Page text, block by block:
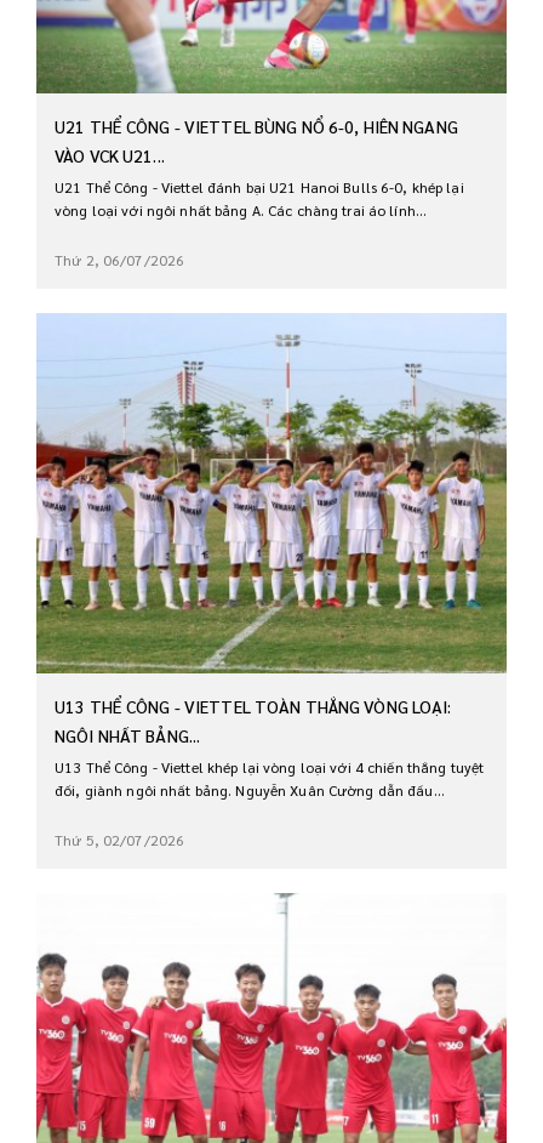
U21 THỂ CÔNG - VIETTEL BÙNG NỔ 6-0, HIÊN NGANG
VÀO VCK U21...
U21 Thể Công - Viettel đánh bại U21 Hanoi Bulls 6-0, khép lại
vòng loại với ngôi nhất bảng A. Các chàng trai áo lính...
Thứ 2, 06/07/2026
U13 THỂ CÔNG - VIETTEL TOÀN THẮNG VÒNG LOẠI:
NGÔI NHẤT BẢNG...
U13 Thể Công - Viettel khép lại vòng loại với 4 chiến thắng tuyệt
đối, giành ngôi nhất bảng. Nguyễn Xuân Cường dẫn đầu...
Thứ 5, 02/07/2026